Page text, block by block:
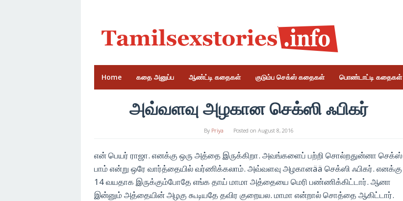
content
Home கதை அனுப்ப ஆண்ட்டி கதைகள் குடும்ப செக்ஸ் கதைகள் பொண்டாட்டி கதைகள்
அவ்வளவு அழகான செக்ஸி ஃபிகர்
By Priya Posted on August 8, 2016
என் பெயர் ராஜா. எனக்கு ஒரு அத்தை இருக்கிறா. அவங்களைப் பற்றி சொல்றதுன்னா செக்ஸ்
பாம் என்று ஒரே வார்த்தையில் வர்ணிக்கலாம். அவ்வளவு அழகானää செக்ஸி ஃபிகர். எனக்கு
14 வயதாக இருக்கும்போதே எங்க தாய் மாமா அத்தையை மெரி பண்ணிக்கிட்டார். ஆனா
இன்னும் அத்தையின் அழகு கூடியதே தவிர குறையல. மாமா என்றால் சொத்தை ஆகிட்டார்.